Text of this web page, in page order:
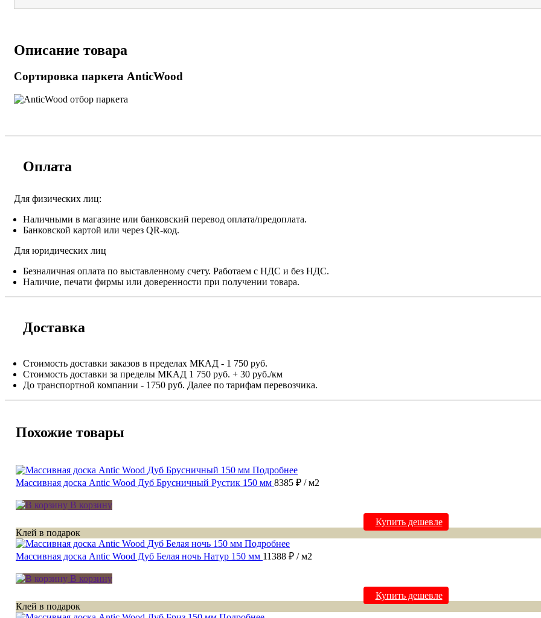
Описание товара
Сортировка паркета AnticWood
Оплата
Для физических лиц:
Наличными в магазине или банковский перевод оплата/предоплата.
Банковской картой или через QR-код.
Для юридических лиц
Безналичная оплата по выставленному счету. Работаем с НДС и без НДС.
Наличие, печати фирмы или доверенности при получении товара.
Доставка
Стоимость доставки заказов в пределах МКАД - 1 750 руб.
Стоимость доставки за пределы МКАД 1 750 руб. + 30 руб./км
До транспортной компании - 1750 руб. Далее по тарифам перевозчика.
Похожие товары
Подробнее
Массивная доска Antic Wood Дуб Брусничный Рустик 150 мм 8385 ₽ / м2
В корзину
Купить дешевле
Клей в подарок
Подробнее
Массивная доска Antic Wood Дуб Белая ночь Натур 150 мм 11388 ₽ / м2
В корзину
Купить дешевле
Клей в подарок